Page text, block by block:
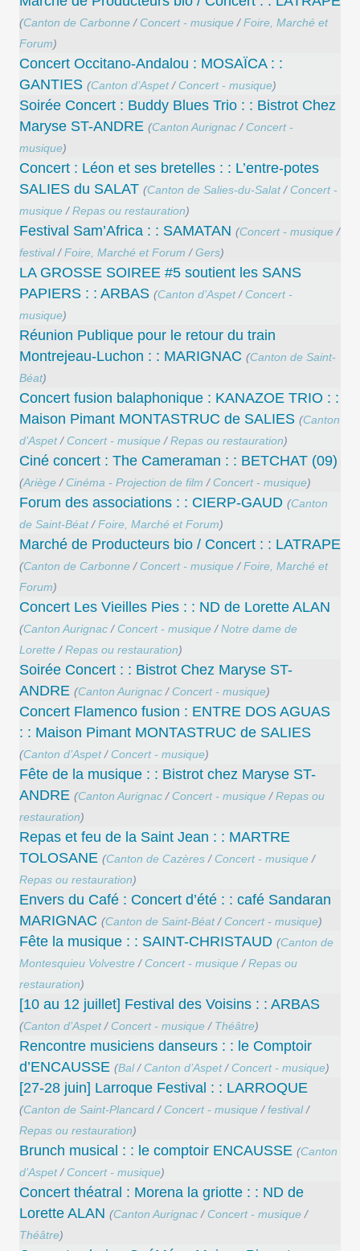
(Canton de Carbonne/ Concert - musique/Foire, Marché et
Forum)
Concert Occitano-Andalou : MOSAÏCA : :
GANTIES (Canton d’Aspet/ Concert - musique)
Soirée Concert : Buddy Blues Trio : : Bistrot Chez
Maryse ST-ANDRE (Canton Aurignac/ Concert -
musique)
Concert : Léon et ses bretelles : : L’entre-potes
SALIES du SALAT (Canton de Salies-du-Salat/ Concert -
musique/Repas ou restauration)
Festival Sam’Africa : : SAMATAN (Concert - musique/
festival/Foire, Marché et Forum /Gers)
LA GROSSE SOIREE #5 soutient les SANS
PAPIERS : : ARBAS (Canton d’Aspet/ Concert -
musique)
Réunion Publique pour le retour du train
Montrejeau-Luchon : : MARIGNAC (Canton de Saint-
Béat)
Concert ​fusion balaphonique : KANAZOE TRIO : :
Maison Pimant MONTASTRUC de SALIES (Canton
d’Aspet/ Concert - musique/Repas ou restauration)
Ciné concert : The Cameraman : : BETCHAT (09)
(Ariège/ Cinéma - Projection de film / Concert - musique)
Forum des associations : : CIERP-GAUD (Canton
de Saint-Béat/Foire, Marché et Forum)
Marché de Producteurs bio / Concert : : LATRAPE
(Canton de Carbonne/ Concert - musique/Foire, Marché et
Forum)
Concert Les Vieilles Pies : : ND de Lorette ALAN
(Canton Aurignac/ Concert - musique/Notre dame de
Lorette/Repas ou restauration)
Soirée Concert : : Bistrot Chez Maryse ST-
ANDRE (Canton Aurignac/ Concert - musique)
Concert ​Flamenco fusion : ENTRE DOS AGUAS
: : Maison Pimant MONTASTRUC de SALIES
(Canton d’Aspet/ Concert - musique)
Fête de la musique : : Bistrot chez Maryse ST-
ANDRE (Canton Aurignac/ Concert - musique/Repas ou
restauration)
Repas et feu de la Saint Jean : : MARTRE
TOLOSANE (Canton de Cazères/ Concert - musique/
Repas ou restauration)
Envers du Café : Concert d’été : : café Sandaran
MARIGNAC (Canton de Saint-Béat/ Concert - musique)
Fête la musique : : SAINT-CHRISTAUD (Canton de
Montesquieu Volvestre/ Concert - musique/Repas ou
restauration)
[10 au 12 juillet] Festival des Voisins : : ARBAS
(Canton d’Aspet/ Concert - musique/ Théâtre)
Rencontre musiciens danseurs : : le Comptoir
d’ENCAUSSE (Bal/ Canton d’Aspet/ Concert - musique)
[27-28 juin] Larroque Festival : : LARROQUE
(Canton de Saint-Plancard/ Concert - musique/festival/
Repas ou restauration)
Brunch musical : : le comptoir ENCAUSSE (Canton
d’Aspet/ Concert - musique)
Concert théatral : Morena la griotte : : ND de
Lorette ALAN (Canton Aurignac/ Concert - musique/
Théâtre)